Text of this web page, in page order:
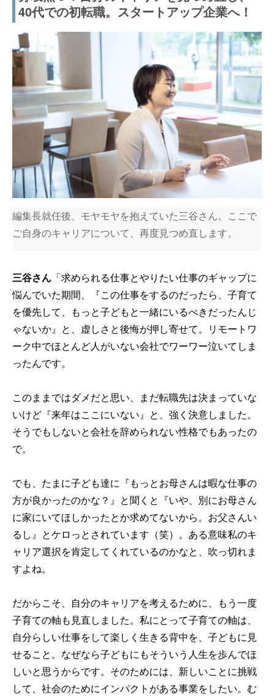
40代での初転職。スタートアップ企業へ！
編集長就任後、モヤモヤを抱えていた三谷さん。ここで
ご自身のキャリアについて、再度見つめ直します。
三谷さん 「求められる仕事とやりたい仕事のギャップに
悩んでいた期間、『この仕事をするのだったら、子育て
を優先して、もっと子どもと一緒にいるべきだったんじ
ゃないか』と、虚しさと後悔が押し寄せて。リモートワ
ーク中でほとんど人がいない会社でワーワー泣いてしま
ったんです。
このままではダメだと思い、まだ転職先は決まっていな
いけど『来年はここにいない』と、強く決意しました。
そうでもしないと会社を辞められない性格でもあったの
で。
でも、たまに子ども達に『もっとお母さんは暇な仕事の
方が良かったのかな？』と聞くと『いや、別にお母さん
に家にいてほしかったとか求めてないから。お父さんい
るし』とケロっとされています（笑）。ある意味私のキ
ャリア選択を肯定してくれているのかなと、吹っ切れま
すよね。
だからこそ、自分のキャリアを考えるために、もう一度
子育ての軸も見直しました。私にとって子育ての軸は、
自分らしい仕事をして楽しく生きる背中を、子どもに見
せること。なぜなら子どもにもそういう人生を歩んでほ
しいと思うからです。そのためには、新しいことに挑戦
して、社会のためにインパクトがある事業をしたい。む